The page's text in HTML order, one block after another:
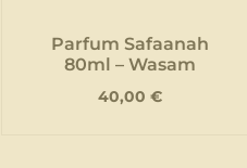
Parfum Safaanah
80ml – Wasam
40,00 €